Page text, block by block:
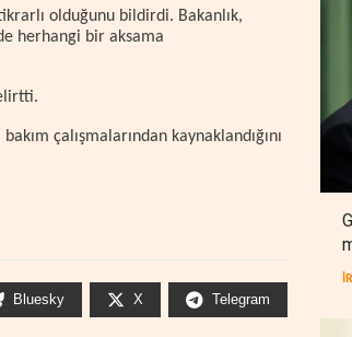
olduğunu bildirdi. Bakanlık,
herhangi bir aksama
çalışmalarından kaynaklandığını
Bluesky X Telegram